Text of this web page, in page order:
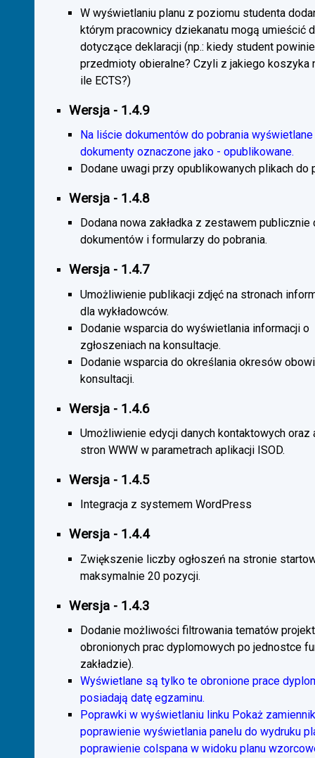
W wyświetlaniu planu z poziomu studenta
którym pracownicy dziekanatu mogą umieścić
dotyczące deklaracji (np.: kiedy student
przedmioty obieralne? Czyli z jakiego koszyka
ile ECTS?)
Wersja - 1.4.9
Na liście dokumentów do pobrania
dokumenty oznaczone jako - opublikowane.
Dodane uwagi przy opublikowanych plikach do
Wersja - 1.4.8
Dodana nowa zakładka z zestawem publicznie
dokumentów i formularzy do pobrania.
Wersja - 1.4.7
Umożliwienie publikacji zdjęć na stronach
dla wykładowców.
Dodanie wsparcia do wyświetlania informacji o
zgłoszeniach na konsultacje.
Dodanie wsparcia do określania okresów
konsultacji.
Wersja - 1.4.6
Umożliwienie edycji danych kontaktowych oraz
stron WWW w parametrach aplikacji ISOD.
Wersja - 1.4.5
Integracja z systemem WordPress
Wersja - 1.4.4
Zwiększenie liczby ogłoszeń na stronie
maksymalnie 20 pozycji.
Wersja - 1.4.3
Dodanie możliwości filtrowania tematów
obronionych prac dyplomowych po jednostce
zakładzie).
Wyświetlane są tylko te obronione prace
posiadają datę egzaminu.
Poprawki w wyświetlaniu linku Pokaż
poprawienie wyświetlania panelu do wydruku
poprawienie colspana w widoku planu